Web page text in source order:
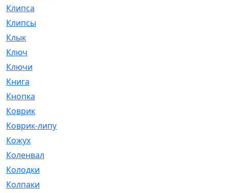
Клипса
Клипсы
Клык
Ключ
Ключи
Книга
Кнопка
Коврик
Коврик-липучка
Кожух
Коленвал
Колодки
Колпаки